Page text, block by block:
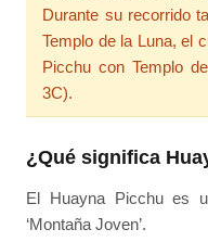
Durante su recorrido
Templo de la Luna, el
Picchu con Templo
3C).
¿Qué significa
El Huayna Picchu es
‘Montaña Joven’.